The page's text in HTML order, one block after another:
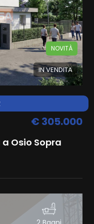
IN VENDITA
NOVITÀ
€ 305.000
Osio Sopra